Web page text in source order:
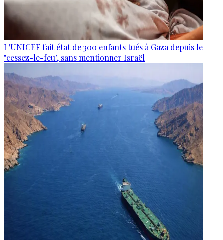
L'UNICEF fait état de 300 enfants tués à Gaza depuis le
"cessez-le-feu", sans mentionner Israël